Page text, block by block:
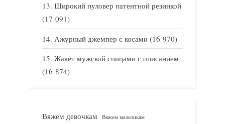
Широкий пуловер патентной резинкой
(17 091)
Ажурный джемпер с косами (16 970)
Жакет мужской спицами с описанием
(16 874)
Вяжем девочкам Вяжем мальчикам